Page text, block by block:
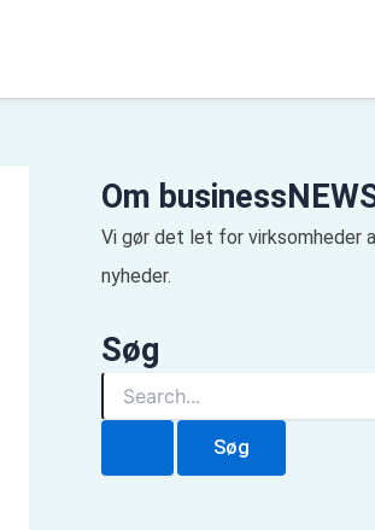
Om
Vi gør det let for virksomheder
nyheder.
Søg
f